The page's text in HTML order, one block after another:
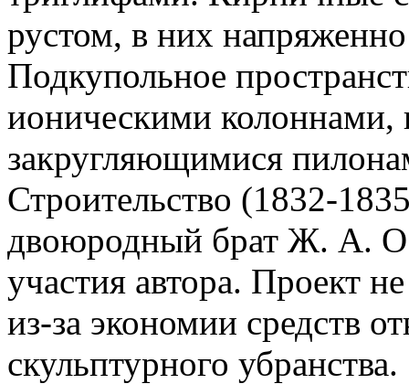
рустом, в них
Подкупольное
ионическими колоннами,
закругляющимися
Строительство (1832-
двоюродный брат Ж. А.
участия автора. Проект
из-за экономии средств
скульптурного убранства.